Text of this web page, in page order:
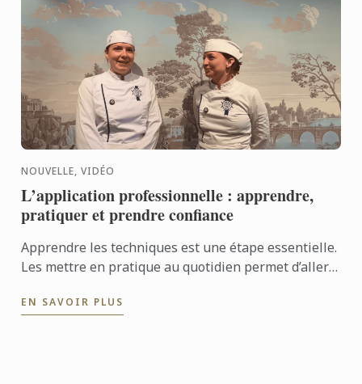
NOUVELLE, VIDÉO
L’application professionnelle : apprendre,
pratiquer et prendre confiance
Apprendre les techniques est une étape essentielle.
Les mettre en pratique au quotidien permet d’aller
les ...
EN SAVOIR PLUS